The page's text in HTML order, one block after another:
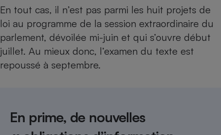
En tout cas, il n’est pas parmi les huit projets de
loi au programme de la session extraordinaire du
parlement, dévoilée mi-juin et qui s’ouvre début
juillet. Au mieux donc, l’examen du texte est
repoussé à septembre.
En prime, de nouvelles